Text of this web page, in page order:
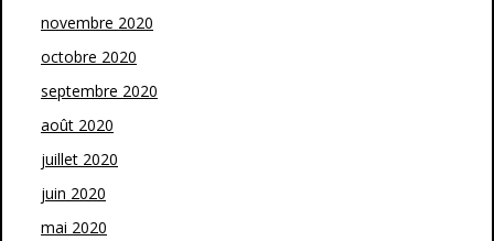
novembre 2020
octobre 2020
septembre 2020
août 2020
juillet 2020
juin 2020
mai 2020